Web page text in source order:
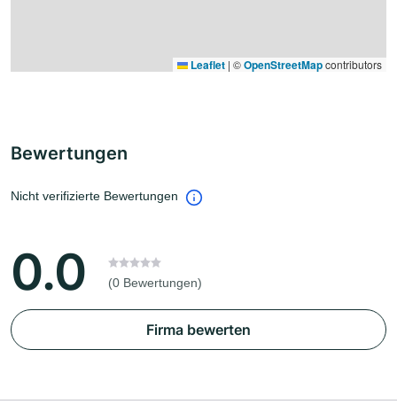
Leaflet | ©OpenStreetMapcontributors
Bewertungen
Nicht verifizierte Bewertungen
0.0 (0 Bewertungen)
Firma bewerten